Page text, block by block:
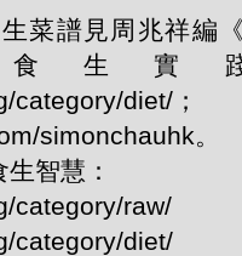
菜譜見周兆祥編
生實
category/diet/；
simonchauhk。
智慧：
category/raw/
category/diet/